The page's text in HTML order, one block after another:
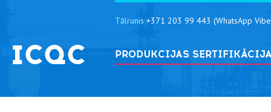
Tālrunis +371 203 99 443 (WhatsApp
PRODUKCIJAS